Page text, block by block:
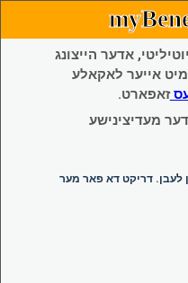
אדער הייצונג
אייער לאקאלע
זאפארט.
מעדיצינישע
לעבן. דריקט דא פאר מער